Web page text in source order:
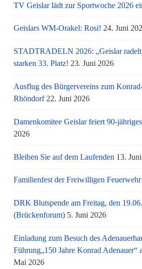
TV Geislar lädt zur Sportwoche 2026
Geislars WM-Orakel: Rosi! 24. Juni
STADTRADELN 2026: „Geislar
starken 33. Platz! 23. Juni 2026
Ausflug des Bürgervereins zum
Rhöndorf 22. Juni 2026
Damenkomitee Geislar feiert 90-
2026
Bleiben Sie auf dem Laufenden 13.
Familienfest der Freiwilligen
DRK Blutspende am Freitag, den
(Brückenforum) 5. Juni 2026
Einladung zum Besuch des
Führung„150 Jahre Konrad Adenauer“
Mai 2026